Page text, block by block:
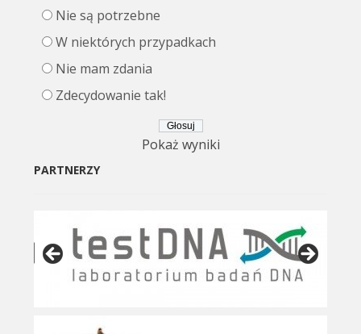
Nie są potrzebne
W niektórych przypadkach
Nie mam zdania
Zdecydowanie tak!
Pokaż wyniki
PARTNERZY